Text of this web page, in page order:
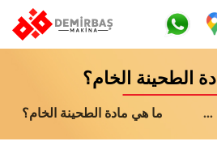
الطحينة الخام؟
... ما هي مادة الطحينة الخام؟